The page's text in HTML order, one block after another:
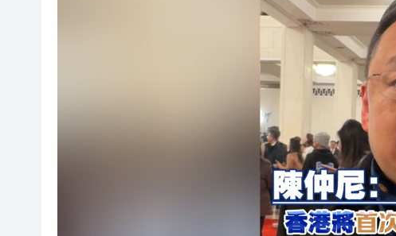
東涌巴士撞電單車 巴士司機涉危駕被
有片丨清淡不等於吃素！ 清淡飲食